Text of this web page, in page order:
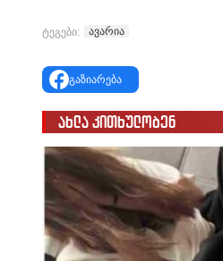
ტეგები: ავარია
გაზიარება
ახლა კითხულობენ